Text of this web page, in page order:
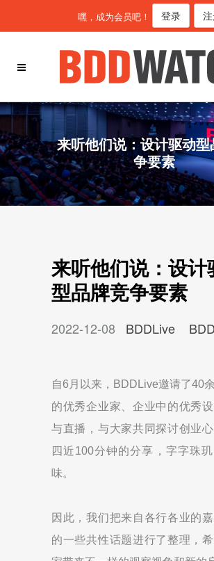
嘿，成为会员吧！ 登录
来听他们说：设计驱动型
争要素
来听他们说：设计
型品牌竞争要素
2022-12-08 BDDLive BDD
自6月以来，BDDLive邀请了40
的优秀企业家、企业中的优秀
与直播，与大家共同探讨创业
四近100分钟的分享，字字珠
味。
因此，我们把来自各行各业的
的一些共性话题进行了整理，